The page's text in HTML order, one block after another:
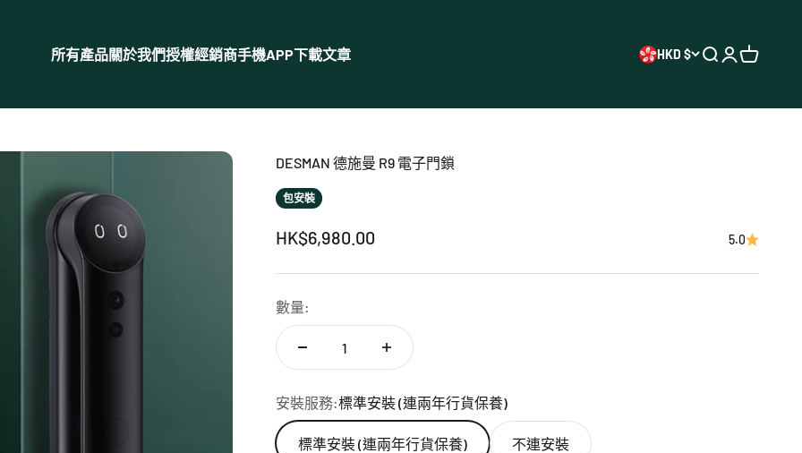
所有產品關於我們授權經銷商手機APP下載文章 HKD $ 開啟搜尋
開啟帳戶頁
開啟購物
DESMAN 德施曼 R9 電子門鎖
包安裝
促銷價
HK$6,980.00 5.0
數量:
安裝服務:標準安裝 (連兩年行貨保養)
標準安裝 (連兩年行貨保養) 不連安裝